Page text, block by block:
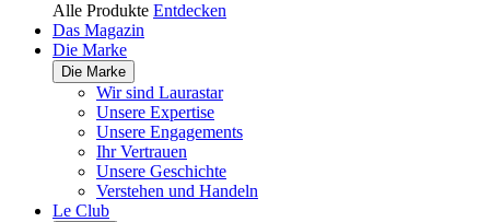
Alle Produkte Entdecken
Das Magazin
Die Marke
Die Marke
Wir sind Laurastar
Unsere Expertise
Unsere Engagements
Ihr Vertrauen
Unsere Geschichte
Verstehen und Handeln
Le Club